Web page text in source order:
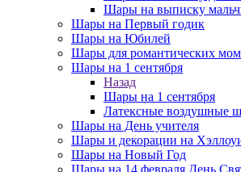
Шары на выписку
Шары на Первый годик
Шары на Юбилей
Шары для романтических
Шары на 1 сентября
Назад
Шары на 1 сентября
Латексные воздушные
Шары на День учителя
Шары и декорации на
Шары на Новый Год
Шары на 14 февраля День